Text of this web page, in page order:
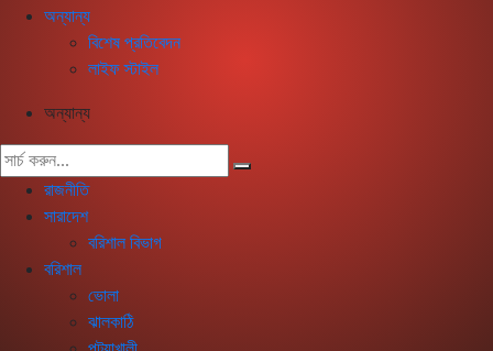
অন্যান্য
বিশেষ প্রতিবেদন
লাইফ স্টাইল
অন্যান্য
রাজনীতি
সারাদেশ
বরিশাল বিভাগ
বরিশাল
ভোলা
ঝালকাঠি